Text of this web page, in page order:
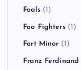
Foals(1)
Foo Fighters(1)
Fort Minor (1)
Franz Ferdinand